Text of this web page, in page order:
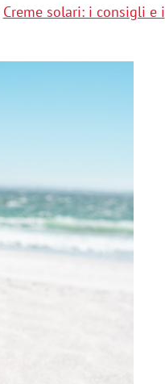
Creme solari: i consigli e i